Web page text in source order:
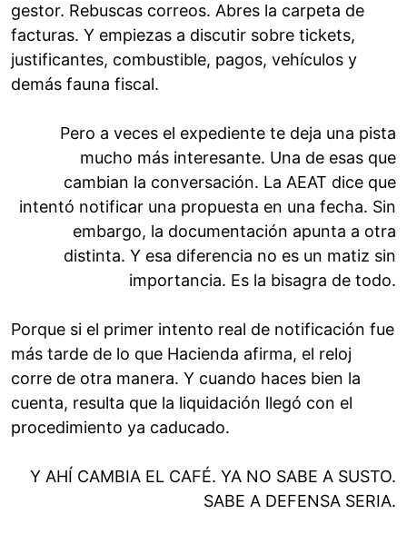
gestor. Rebuscas correos. Abres la carpeta de
facturas. Y empiezas a discutir sobre tickets,
justificantes, combustible, pagos, vehículos y
demás fauna fiscal.
Pero a veces el expediente te deja una pista
mucho más interesante. Una de esas que
cambian la conversación. La AEAT dice que
intentó notificar una propuesta en una fecha. Sin
embargo, la documentación apunta a otra
distinta. Y esa diferencia no es un matiz sin
importancia. Es la bisagra de todo.
Porque si el primer intento real de notificación fue
más tarde de lo que Hacienda afirma, el reloj
corre de otra manera. Y cuando haces bien la
cuenta, resulta que la liquidación llegó con el
procedimiento ya caducado.
Y AHÍ CAMBIA EL CAFÉ. YA NO SABE A SUSTO.
SABE A DEFENSA SERIA.